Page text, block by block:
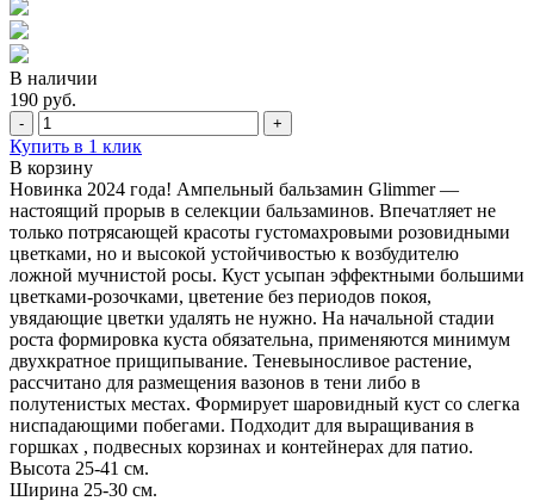
В наличии
190 руб.
- +
Купить в 1 клик
В корзину
Новинка 2024 года! Ампельный бальзамин Glimmer —
настоящий прорыв в селекции бальзаминов. Впечатляет не
только потрясающей красоты густомахровыми розовидными
цветками, но и высокой устойчивостью к возбудителю
ложной мучнистой росы. Куст усыпан эффектными большими
цветками-розочками, цветение без периодов покоя,
увядающие цветки удалять не нужно. На начальной стадии
роста формировка куста обязательна, применяются минимум
двухкратное прищипывание. Теневыносливое растение,
рассчитано для размещения вазонов в тени либо в
полутенистых местах. Формирует шаровидный куст со слегка
ниспадающими побегами. Подходит для выращивания в
горшках , подвесных корзинах и контейнерах для патио.
Высота 25-41 см.
Ширина 25-30 см.